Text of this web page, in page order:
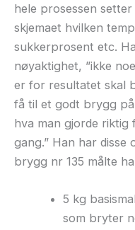
hele prosessen
skjemaet hvilken
sukkerprosent etc.
nøyaktighet, ”ikke
er for resultatet skal
få til et godt brygg
hva man gjorde
gang.” Han har
brygg nr 135 målte
5 kg
som bryter